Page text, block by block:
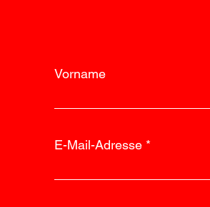
Vorname
E-Mail-Adresse